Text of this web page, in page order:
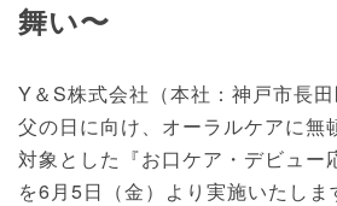
舞い〜
Y＆S株式会社（本社：神戸市長
父の日に向け、オーラルケアに無
対象とした『お口ケア・デビュー
を6月5日（金）より実施いたしま